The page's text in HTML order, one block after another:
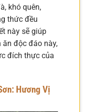
khó quên,
thức đều
này sẽ giúp
độc đáo này,
đích thực của
Hương Vị